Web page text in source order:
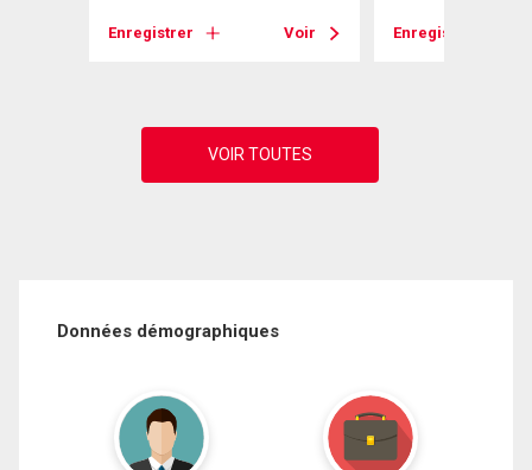
Enregistrer Voir Enregistrer
Données démographiques